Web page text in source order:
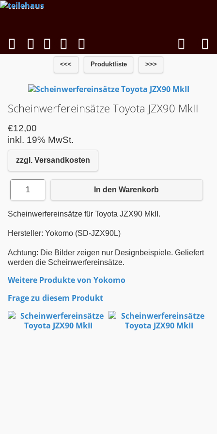
<<< Produktliste >>>
Scheinwerfereinsätze Toyota JZX90 MkII
€12,00
inkl. 19% MwSt.
zzgl. Versandkosten
1 In den Warenkorb
Scheinwerfereinsätze für Toyota JZX90 MkII.
Hersteller: Yokomo (SD-JZX90L)
Achtung: Die Bilder zeigen nur Designbeispiele. Geliefert
werden die Scheinwerfereinsätze.
Weitere Produkte von Yokomo
Frage zu diesem Produkt